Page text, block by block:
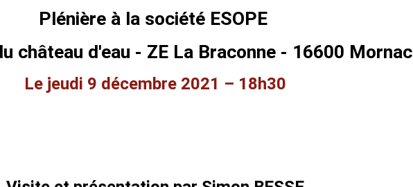
Plénière à la société ESOPE
château d'eau - ZE La Braconne - 16600 Mornac
Le jeudi 9 décembre 2021 – 18h30